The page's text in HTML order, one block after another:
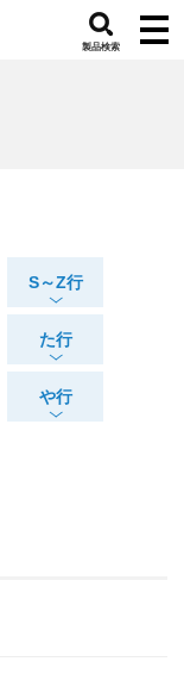
製品検索
S～Z行
た行
や行